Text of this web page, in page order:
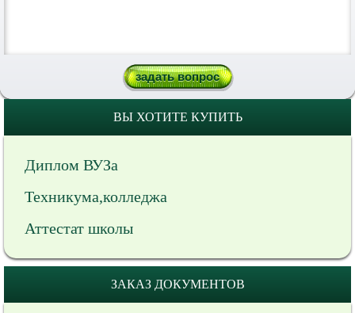
ВЫ ХОТИТЕ КУПИТЬ
Диплом ВУЗа
Техникума,колледжа
Аттестат школы
ЗАКАЗ ДОКУМЕНТОВ